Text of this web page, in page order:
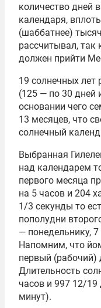
количество дней
календаря,
(шаббатнее)
рассчитывал, так
должен прийти
19 солнечных
(125 — по 30 дней
основании чего
13 месяцев, что
солнечный
Выбранная
над календарем
первого месяца
на 5 часов и 204
1/3 секунды то
пополудни
— понедельнику,
Напомним, что
первый (рабочий)
Длительность
часов и 997 12/19
минут).